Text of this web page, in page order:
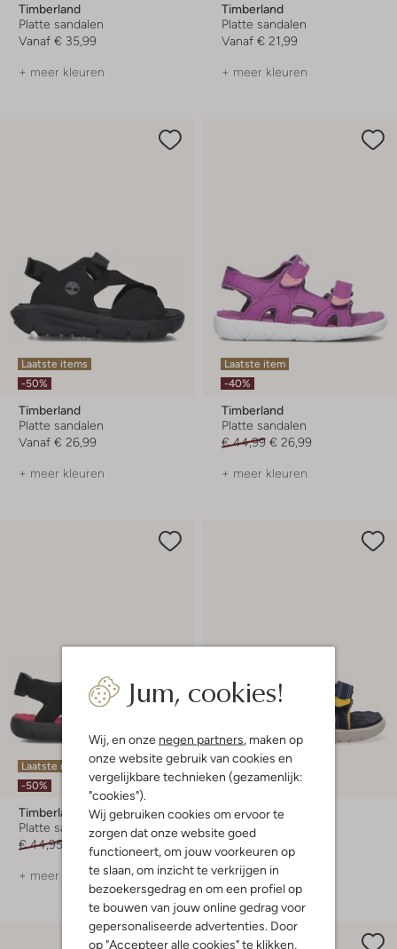
Jum, cookies!
Wij, en onze negen partners, maken op
onze website gebruik van cookies en
vergelijkbare technieken (gezamenlijk:
"cookies").
Wij gebruiken cookies om ervoor te
zorgen dat onze website goed
functioneert, om jouw voorkeuren op
te slaan, om inzicht te verkrijgen in
bezoekersgedrag en om een profiel op
te bouwen van jouw online gedrag voor
gepersonaliseerde advertenties. Door
op "Accepteer alle cookies" te klikken,
Timberland
Platte sandalen
Vanaf € 35,99
+ meer kleuren
Timberland
Platte sandalen
Vanaf € 21,99
+ meer kleuren
Laatste items
-50%
Timberland
Platte sandalen
Vanaf € 26,99
+ meer kleuren
Laatste item
-40%
Timberland
Platte sandalen
€ 44,99 € 26,99
+ meer kleuren
Laatste maten
-50%
Timberland
Platte sandalen
€ 44,95
€ 21,99
+ meer kleuren
-50%
Timberland
Platte sandalen
€ 39,95
+ meer kleuren